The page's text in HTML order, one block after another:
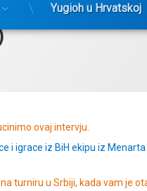
Yugioh u Hrvatskoj
ovaj intervju.
i igrace iz BiH ekipu iz
turniru u Srbiji, kada vam je